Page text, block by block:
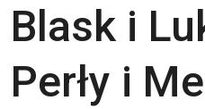
Blask i
Perły i